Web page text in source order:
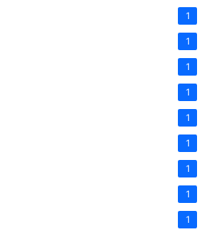
1
1
1
1
1
1
1
1
1